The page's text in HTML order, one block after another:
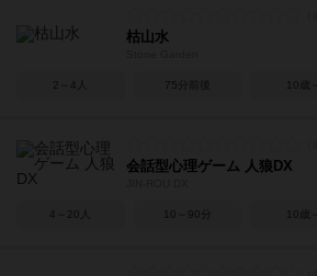
枯山水
2～4人 75分前後 10歳～
会話型心理ゲーム 人狼DX
4～20人 10～90分 10歳～